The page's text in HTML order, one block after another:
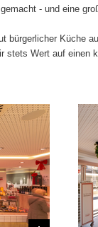
- und eine
bürgerlicher Küche
stets Wert auf einen